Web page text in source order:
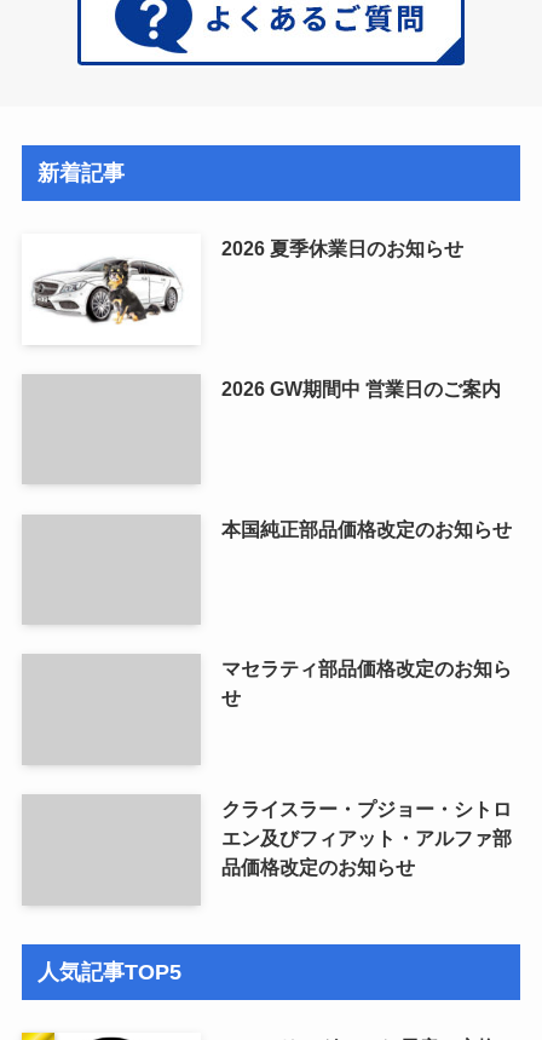
新着記事
2026 夏季休業日のお知らせ
2026 GW期間中 営業日のご案内
本国純正部品価格改定のお知らせ
マセラティ部品価格改定のお知ら
せ
クライスラー・プジョー・シトロ
エン及びフィアット・アルファ部
品価格改定のお知らせ
人気記事TOP5